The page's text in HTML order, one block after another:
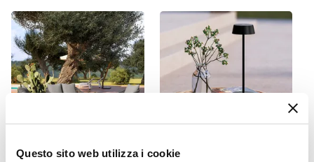
Questo sito web utilizza i cookie
Temperatura
4000 K
Fonte Di Luce
LED
Numero Punti Luce
220 - 240 V